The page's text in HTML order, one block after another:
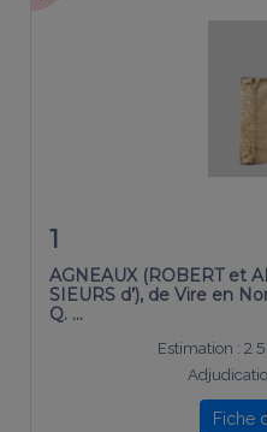
1
AGNEAUX (ROBERT et
SIEURS d’), de Vire en
Q. …
Estimation : 2
Fiche